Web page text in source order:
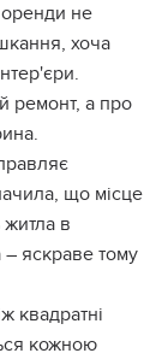
оренди не
хоча
ремонт, а про
що місце
житла в
– яскраве тому
квадратні
кожною